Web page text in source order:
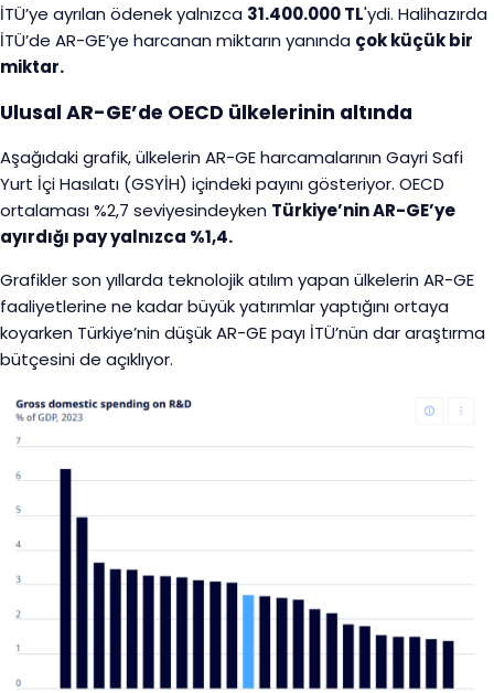
İTÜ’ye ayrılan ödenek yalnızca 31.400.000 TL'ydi. Halihazırda
İTÜ’de AR-GE’ye harcanan miktarın yanında çok küçük bir
miktar.
Ulusal AR-GE’de OECD ülkelerinin altında
Aşağıdaki grafik, ülkelerin AR-GE harcamalarının Gayri Safi
Yurt İçi Hasılatı (GSYİH) içindeki payını gösteriyor. OECD
ortalaması %2,7 seviyesindeyken Türkiye’nin AR-GE’ye
ayırdığı pay yalnızca %1,4.
Grafikler son yıllarda teknolojik atılım yapan ülkelerin AR-GE
faaliyetlerine ne kadar büyük yatırımlar yaptığını ortaya
koyarken Türkiye’nin düşük AR-GE payı İTÜ’nün dar araştırma
bütçesini de açıklıyor.